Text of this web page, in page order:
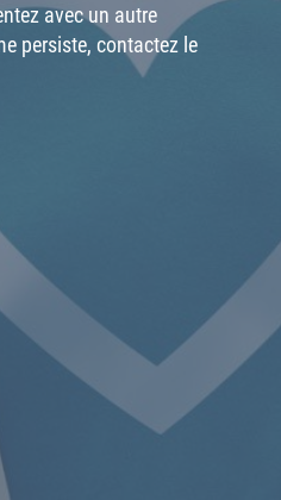
avec un autre
persiste, contactez le